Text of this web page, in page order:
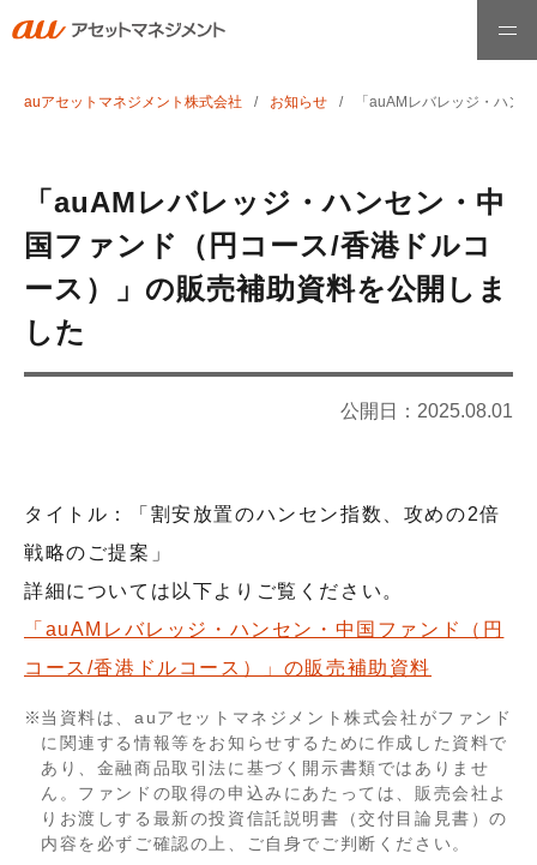
ホーム
ファンド情報
最高運用責任者メッセージ
会社情報
会社概要
役員紹介
組織図
サービス案内
人権に関する方針
サステナビリティ
ウェブアクセシビリティ
auアセットマネジメント株式会社 お知らせ 「auAMレバレッジ・ハン
「auAMレバレッジ・ハンセン・中
国ファンド（円コース/香港ドルコ
ース）」の販売補助資料を公開しま
した
公開日： 2025.08.01
タイトル：「割安放置のハンセン指数、攻めの2倍
戦略のご提案」
詳細については以下よりご覧ください。
「auAMレバレッジ・ハンセン・中国ファンド（円
コース/香港ドルコース）」の販売補助資料
当資料は、auアセットマネジメント株式会社がファンド
に関連する情報等をお知らせするために作成した資料で
あり、金融商品取引法に基づく開示書類ではありませ
ん。ファンドの取得の申込みにあたっては、販売会社よ
りお渡しする最新の投資信託説明書（交付目論見書）の
内容を必ずご確認の上、ご自身でご判断ください。